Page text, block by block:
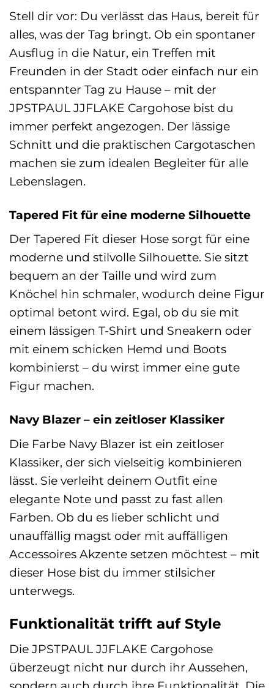
Stell dir vor: Du verlässt das Haus, bereit für
alles, was der Tag bringt. Ob ein spontaner
Ausflug in die Natur, ein Treffen mit
Freunden in der Stadt oder einfach nur ein
entspannter Tag zu Hause – mit der
JPSTPAUL JJFLAKE Cargohose bist du
immer perfekt angezogen. Der lässige
Schnitt und die praktischen Cargotaschen
machen sie zum idealen Begleiter für alle
Lebenslagen.
Tapered Fit für eine moderne Silhouette
Der Tapered Fit dieser Hose sorgt für eine
moderne und stilvolle Silhouette. Sie sitzt
bequem an der Taille und wird zum
Knöchel hin schmaler, wodurch deine Figur
optimal betont wird. Egal, ob du sie mit
einem lässigen T-Shirt und Sneakern oder
mit einem schicken Hemd und Boots
kombinierst – du wirst immer eine gute
Figur machen.
Navy Blazer – ein zeitloser Klassiker
Die Farbe Navy Blazer ist ein zeitloser
Klassiker, der sich vielseitig kombinieren
lässt. Sie verleiht deinem Outfit eine
elegante Note und passt zu fast allen
Farben. Ob du es lieber schlicht und
unauffällig magst oder mit auffälligen
Accessoires Akzente setzen möchtest – mit
dieser Hose bist du immer stilsicher
unterwegs.
Funktionalität trifft auf Style
Die JPSTPAUL JJFLAKE Cargohose
überzeugt nicht nur durch ihr Aussehen,